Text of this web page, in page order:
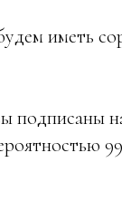
иметь
подписаны